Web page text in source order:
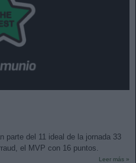
parte del 11 ideal de la jornada 33
el MVP con 16 puntos.
Leer más »